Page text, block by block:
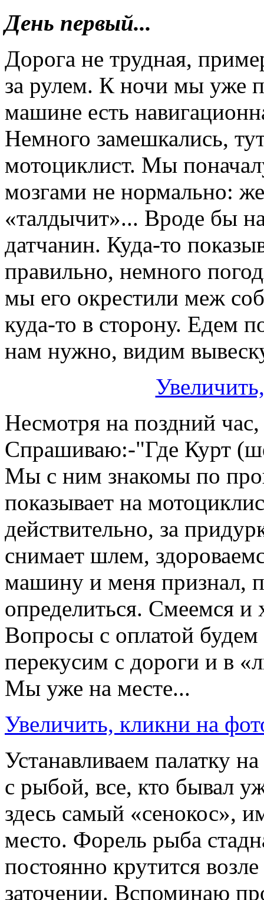
День первый...
Дорога не трудная,
за рулем. К ночи мы уже
машине есть
Немного замешкались,
мотоциклист. Мы
мозгами не нормально:
«талдычит»... Вроде бы
датчанин. Куда-то
правильно, немного
мы его окрестили меж
куда-то в сторону. Едем
нам нужно, видим
Несмотря на поздний
Спрашиваю:-"Где Курт
Мы с ним знакомы по
показывает на
действительно, за
снимает шлем,
машину и меня признал,
определиться. Смеемся и
Вопросы с оплатой будем
перекусим с дороги и в
Мы уже на месте...
Увеличить, кликни на
Устанавливаем палатку
с рыбой, все, кто бывал
здесь самый «сенокос»,
место. Форель рыба
постоянно крутится
заточении. Вспоминаю